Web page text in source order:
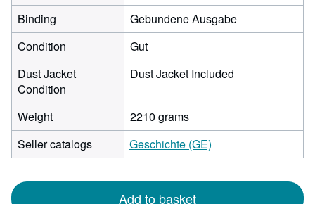
Binding
Gebundene Ausgabe
Condition
Gut
Dust Jacket
Condition
Dust Jacket Included
Weight
2210 grams
Seller catalogs
Geschichte (GE)
Add to basket